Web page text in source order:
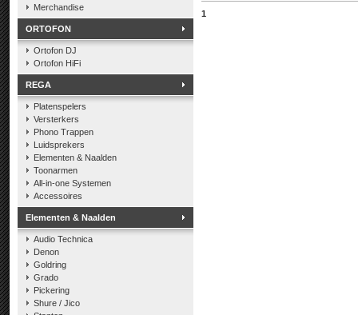
Merchandise
ORTOFON
Ortofon DJ
Ortofon HiFi
REGA
Platenspelers
Versterkers
Phono Trappen
Luidsprekers
Elementen & Naalden
Toonarmen
All-in-one Systemen
Accessoires
Elementen & Naalden
Audio Technica
Denon
Goldring
Grado
Pickering
Shure / Jico
1